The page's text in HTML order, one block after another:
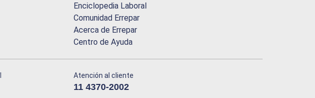
Enciclopedia Laboral
Comunidad Errepar
Acerca de Errepar
Centro de Ayuda
Atención al cliente
11 4370-2002